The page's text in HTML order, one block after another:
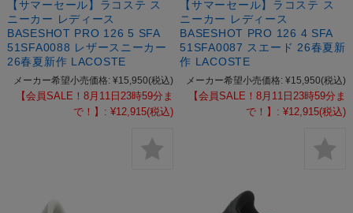
【サマーセール】ラコステ ス
ニーカー レディース
BASESHOT PRO 126 5 SFA
51SFA0088 レザースニーカー
26春夏新作 LACOSTE
メーカー希望小売価格: ¥15,950(税込)
【会員SALE！8月11日23時59分ま
で！】: ¥12,915(税込)
【サマーセール】ラコステ ス
ニーカー レディース
BASESHOT PRO 126 4 SFA
51SFA0087 スエード 26春夏新
作 LACOSTE
メーカー希望小売価格: ¥15,950(税込)
【会員SALE！8月11日23時59分ま
で！】: ¥12,915(税込)